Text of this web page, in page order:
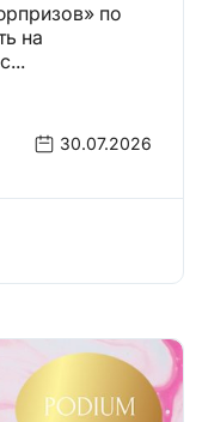
по
чес...
30.07.2026